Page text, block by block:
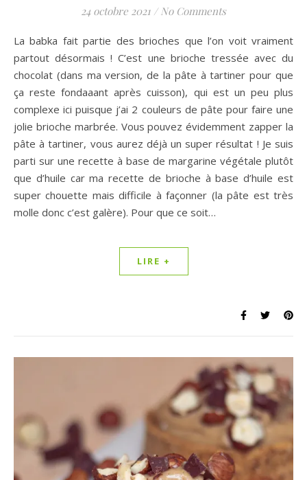
24 octobre 2021 / No Comments
La babka fait partie des brioches que l’on voit vraiment
partout désormais ! C’est une brioche tressée avec du
chocolat (dans ma version, de la pâte à tartiner pour que
ça reste fondaaant après cuisson), qui est un peu plus
complexe ici puisque j’ai 2 couleurs de pâte pour faire une
jolie brioche marbrée. Vous pouvez évidemment zapper la
pâte à tartiner, vous aurez déjà un super résultat ! Je suis
parti sur une recette à base de margarine végétale plutôt
que d’huile car ma recette de brioche à base d’huile est
super chouette mais difficile à façonner (la pâte est très
molle donc c’est galère). Pour que ce soit…
LIRE +